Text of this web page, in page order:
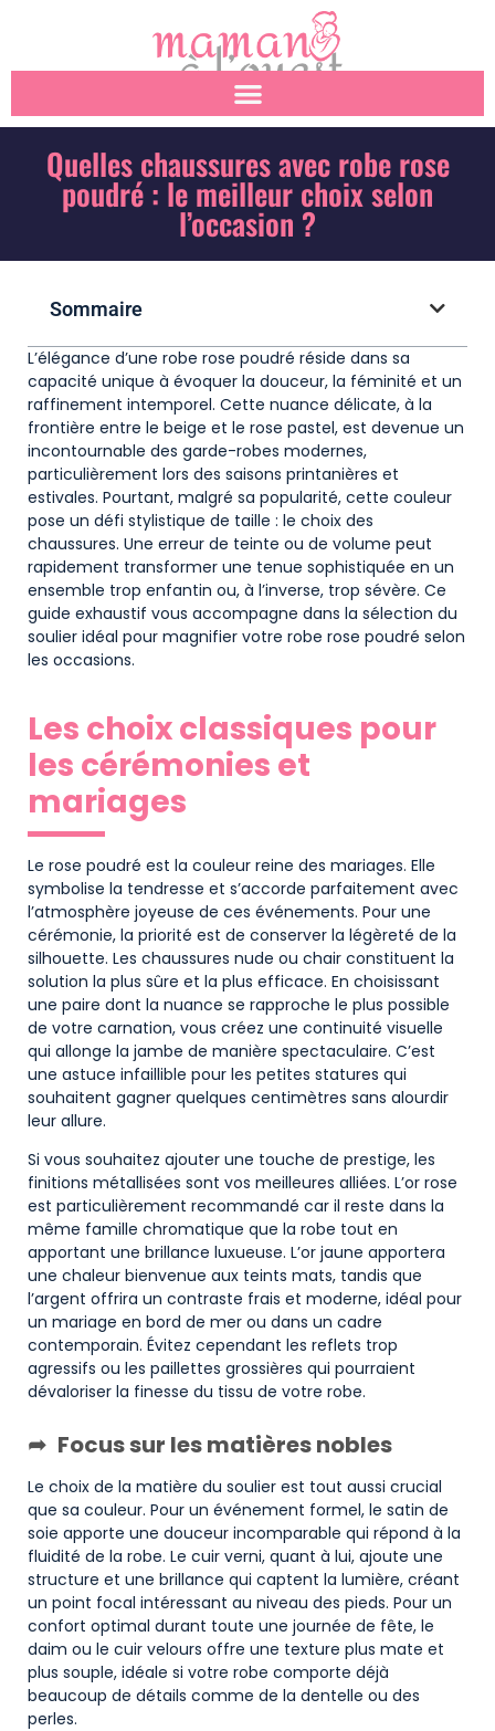
Quelles chaussures avec robe rose
poudré : le meilleur choix selon
l’occasion ?
Sommaire
L’élégance d’une robe rose poudré réside dans sa
capacité unique à évoquer la douceur, la féminité et un
raffinement intemporel. Cette nuance délicate, à la
frontière entre le beige et le rose pastel, est devenue un
incontournable des garde-robes modernes,
particulièrement lors des saisons printanières et
estivales. Pourtant, malgré sa popularité, cette couleur
pose un défi stylistique de taille : le choix des
chaussures. Une erreur de teinte ou de volume peut
rapidement transformer une tenue sophistiquée en un
ensemble trop enfantin ou, à l’inverse, trop sévère. Ce
guide exhaustif vous accompagne dans la sélection du
soulier idéal pour magnifier votre robe rose poudré selon
les occasions.
Les choix classiques pour
les cérémonies et
mariages
Le rose poudré est la couleur reine des mariages. Elle
symbolise la tendresse et s’accorde parfaitement avec
l’atmosphère joyeuse de ces événements. Pour une
cérémonie, la priorité est de conserver la légèreté de la
silhouette. Les chaussures nude ou chair constituent la
solution la plus sûre et la plus efficace. En choisissant
une paire dont la nuance se rapproche le plus possible
de votre carnation, vous créez une continuité visuelle
qui allonge la jambe de manière spectaculaire. C’est
une astuce infaillible pour les petites statures qui
souhaitent gagner quelques centimètres sans alourdir
leur allure.
Si vous souhaitez ajouter une touche de prestige, les
finitions métallisées sont vos meilleures alliées. L’or rose
est particulièrement recommandé car il reste dans la
même famille chromatique que la robe tout en
apportant une brillance luxueuse. L’or jaune apportera
une chaleur bienvenue aux teints mats, tandis que
l’argent offrira un contraste frais et moderne, idéal pour
un mariage en bord de mer ou dans un cadre
contemporain. Évitez cependant les reflets trop
agressifs ou les paillettes grossières qui pourraient
dévaloriser la finesse du tissu de votre robe.
Focus sur les matières nobles
Le choix de la matière du soulier est tout aussi crucial
que sa couleur. Pour un événement formel, le satin de
soie apporte une douceur incomparable qui répond à la
fluidité de la robe. Le cuir verni, quant à lui, ajoute une
structure et une brillance qui captent la lumière, créant
un point focal intéressant au niveau des pieds. Pour un
confort optimal durant toute une journée de fête, le
daim ou le cuir velours offre une texture plus mate et
plus souple, idéale si votre robe comporte déjà
beaucoup de détails comme de la dentelle ou des
perles.